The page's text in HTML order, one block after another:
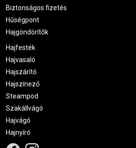
Biztonságos fizetés
Hűségpont
Hajgöndörítők
Hajfesték
Hajvasaló
Hajszárító
Hajszínező
Steampod
Szakállvágó
Hajvágó
Hajnyíró